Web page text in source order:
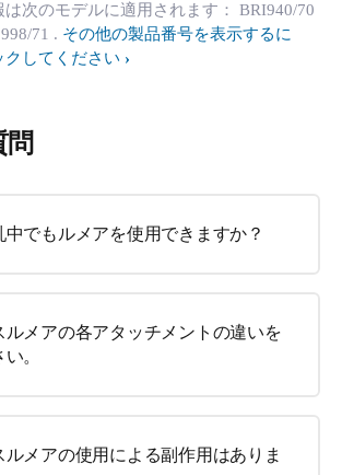
次のモデルに適用されます： BRI940/70
71 . その他の製品番号を表示するに
クしてください
でもルメアを使用できますか？
ルメアの各アタッチメントの違いを
。
ルメアの使用による副作用はありま